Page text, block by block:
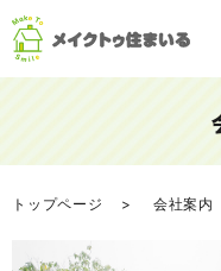
トップページ 会社案内